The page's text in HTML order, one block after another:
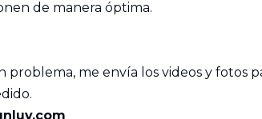
de manera óptima.
me envía los videos y fotos